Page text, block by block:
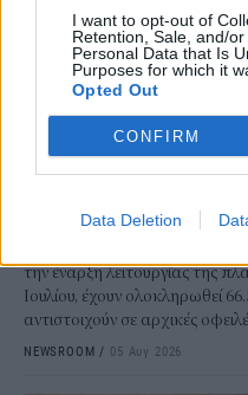
I want to opt-out of
Retention, Sale, and/
Personal Data that Is
Purposes for which it
Opted Out
CONFIRM
Data Deletion
ΟΙΚΟΝΟΜΙΑ
Σημαντικό ορόσημο
την έναρξη λειτουργίας της
Ιουλίου, έχουν ολοκληρωθεί
αντιστοιχούν σε αρχικές
NEWSROOM / 05 Αυγ 2026